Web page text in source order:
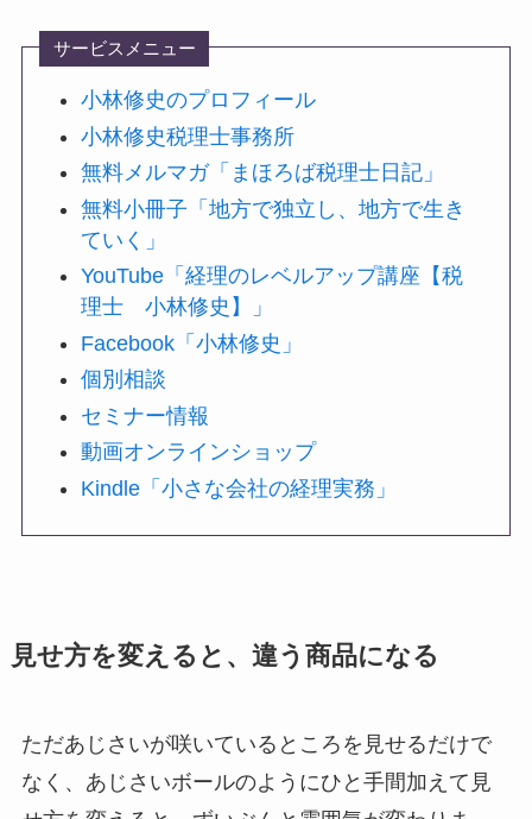
サービスメニュー
小林修史のプロフィール
小林修史税理士事務所
無料メルマガ「まほろば税理士日記」
無料小冊子「地方で独立し、地方で生き
ていく」
YouTube「経理のレベルアップ講座【税
理士 小林修史】」
Facebook「小林修史」
個別相談
セミナー情報
動画オンラインショップ
Kindle「小さな会社の経理実務」
見せ方を変えると、違う商品になる
ただあじさいが咲いているところを見せるだけで
なく、あじさいボールのようにひと手間加えて見